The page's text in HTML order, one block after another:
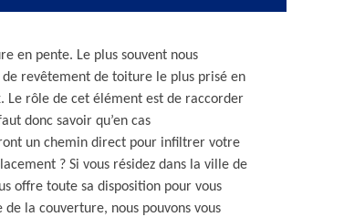
en pente. Le plus souvent nous
revêtement de toiture le plus prisé en
Le rôle de cet élément est de raccorder
donc savoir qu’en cas
un chemin direct pour infiltrer votre
? Si vous résidez dans la ville de
offre toute sa disposition pour vous
la couverture, nous pouvons vous